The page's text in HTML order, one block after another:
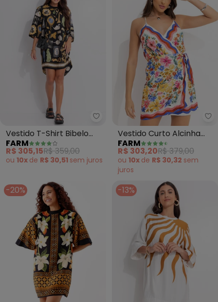
Farm - Vestido T-Shirt Bibelo
Vestido T-Shirt Bibelo
(Preto)
FARM
R$ 305,15R$ 359,00
ou 10x de R$ 30,51 sem juros
Vestido Curto Alcinha
Lenco Floraline (Off
White)
FARM
R$ 303,20R$ 379,00
ou 10x de R$ 30,32 sem
juros
-20% -13%